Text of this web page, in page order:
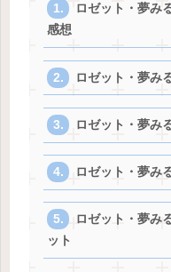
ロゼット・夢み
感想
ロゼット・夢み
ロゼット・夢み
ロゼット・夢み
ロゼット・夢み
ット